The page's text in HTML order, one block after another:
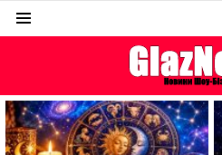
ОСТАННІ
СТАТТІ